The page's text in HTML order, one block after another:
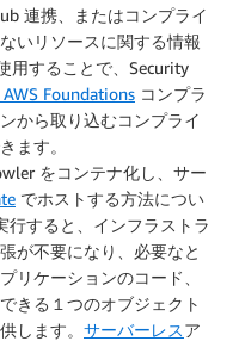
連携、またはコンプライ
いリソースに関する情報
用することで、Security
AWS Foundations コンプラ
から取り込むコンプライ
ます。
をコンテナ化し、サー
でホストする方法につい
行すると、インフラストラ
が不要になり、必要なと
リケーションのコード、
きる１つのオブジェクト
します。 サーバーレスア